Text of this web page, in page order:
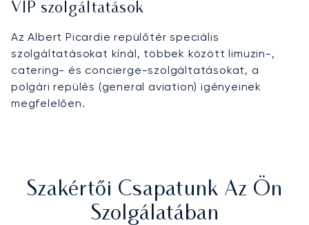
VIP szolgáltatások
Az Albert Picardie repülőtér speciális
szolgáltatásokat kínál, többek között limuzin-,
catering- és concierge-szolgáltatásokat, a
polgári repülés (general aviation) igényeinek
megfelelően.
Szakértői Csapatunk Az Ön
Szolgálatában